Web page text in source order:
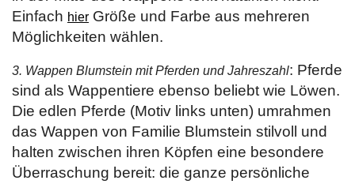
Einfach hier Größe und Farbe aus mehreren
Möglichkeiten wählen.
3. Wappen Blumstein mit Pferden und Jahreszahl: Pferde
sind als Wappentiere ebenso beliebt wie Löwen.
Die edlen Pferde (Motiv links unten) umrahmen
das Wappen von Familie Blumstein stilvoll und
halten zwischen ihren Köpfen eine besondere
Überraschung bereit: die ganze persönliche